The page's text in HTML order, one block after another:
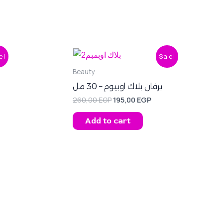
Sale!
Beauty
برفان بلاك اوبيوم – 30 مل
260,00EGP
Original
price
195,00 EGP
Current
price
Add to cart